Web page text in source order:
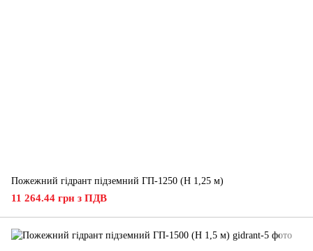
Пожежний гідрант підземний ГП-1250 (H 1,25 м)
11 264.44 грн з ПДВ